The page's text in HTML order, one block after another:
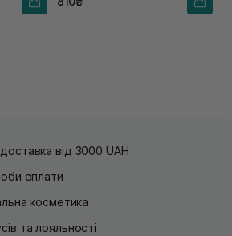
від 3000 UAH
оплати
косметика
та лояльності